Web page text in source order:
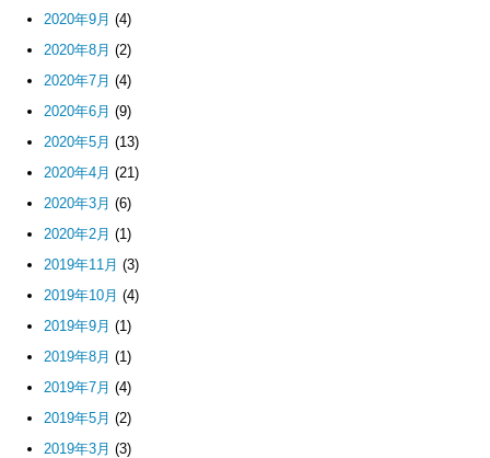
2020年9月 (4)
2020年8月 (2)
2020年7月 (4)
2020年6月 (9)
2020年5月 (13)
2020年4月 (21)
2020年3月 (6)
2020年2月 (1)
2019年11月 (3)
2019年10月 (4)
2019年9月 (1)
2019年8月 (1)
2019年7月 (4)
2019年5月 (2)
2019年3月 (3)